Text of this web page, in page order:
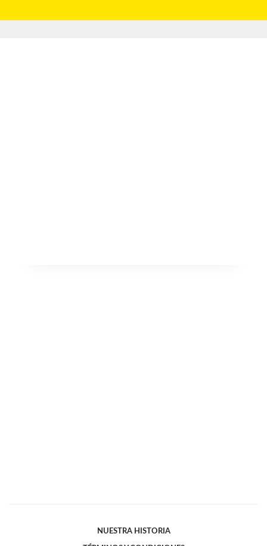
NUESTRA HISTORIA